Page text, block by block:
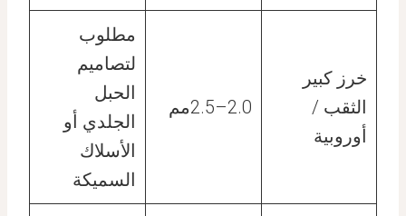
خرز كبير
الثقب /
أوروبية
2.0–2.5مم
مطلوب
لتصاميم
الحبل
الجلدي أو
الأسلاك
السميكة